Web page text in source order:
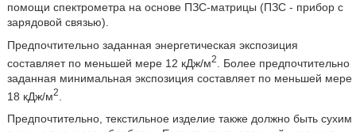
помощи спектрометра на основе ПЗС-матрицы (ПЗС - прибор с
зарядовой связью).
Предпочтительно заданная энергетическая экспозиция
составляет по меньшей мере 12 кДж/м2
. Более предпочтительно
заданная минимальная экспозиция составляет по меньшей мере
18 кДж/м2
Предпочтительно, текстильное изделие также должно быть сухим